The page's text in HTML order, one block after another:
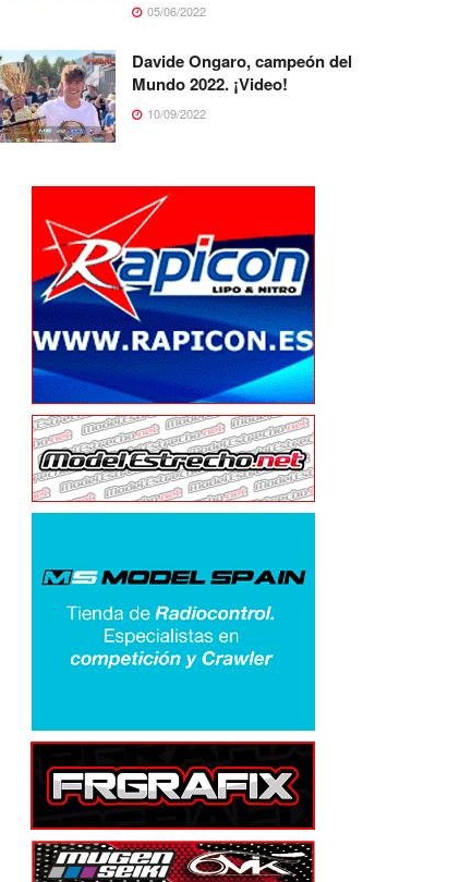
05/06/2022
Davide Ongaro, campeón del
Mundo 2022. ¡Video!
10/09/2022